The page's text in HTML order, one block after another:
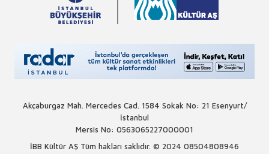
Akçaburgaz Mah. Mercedes Cad. 1584 Sokak No: 21 Esenyurt/
İstanbul
Mersis No: 0563065227000001
İBB Kültür AŞ Tüm hakları saklıdır. © 2024 08504808946